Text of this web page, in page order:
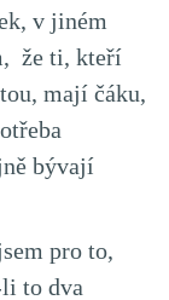
v jiném
že ti, kteří
mají čáku,
bývají
pro to,
to dva